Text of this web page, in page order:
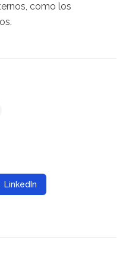
como los
LinkedIn